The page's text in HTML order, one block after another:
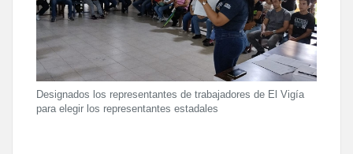
Designados los representantes de trabajadores de El Vigía
para elegir los representantes estadales